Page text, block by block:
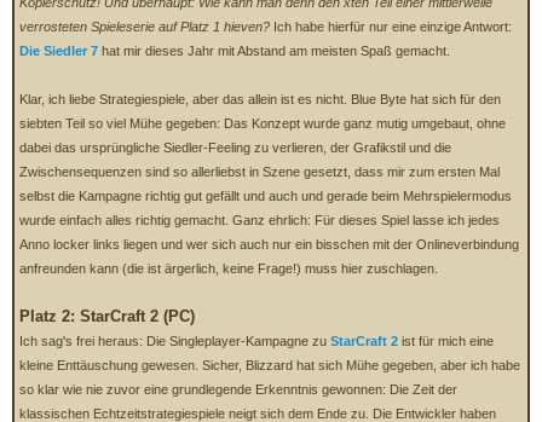
verrosteten Spieleserie auf Platz 1 hieven? Ich habe hierfür nur eine einzige Antwort:
Die Siedler 7 hat mir dieses Jahr mit Abstand am meisten Spaß gemacht.
Klar, ich liebe Strategiespiele, aber das allein ist es nicht. Blue Byte hat sich für den
siebten Teil so viel Mühe gegeben: Das Konzept wurde ganz mutig umgebaut, ohne
dabei das ursprüngliche Siedler-Feeling zu verlieren, der Grafikstil und die
Zwischensequenzen sind so allerliebst in Szene gesetzt, dass mir zum ersten Mal
selbst die Kampagne richtig gut gefällt und auch und gerade beim Mehrspielermodus
wurde einfach alles richtig gemacht. Ganz ehrlich: Für dieses Spiel lasse ich jedes
Anno locker links liegen und wer sich auch nur ein bisschen mit der Onlineverbindung
anfreunden kann (die ist ärgerlich, keine Frage!) muss hier zuschlagen.
Platz 2: StarCraft 2 (PC)
Ich sag's frei heraus: Die Singleplayer-Kampagne zu StarCraft 2 ist für mich eine
kleine Enttäuschung gewesen. Sicher, Blizzard hat sich Mühe gegeben, aber ich habe
so klar wie nie zuvor eine grundlegende Erkenntnis gewonnen: Die Zeit der
klassischen Echtzeitstrategiespiele neigt sich dem Ende zu. Die Entwickler haben